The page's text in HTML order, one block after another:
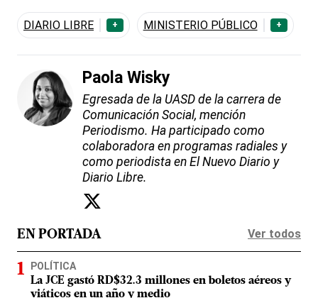
DIARIO LIBRE + MINISTERIO PÚBLICO +
Paola Wisky
Egresada de la UASD de la carrera de
Comunicación Social, mención
Periodismo. Ha participado como
colaboradora en programas radiales y
como periodista en El Nuevo Diario y
Diario Libre.
EN PORTADA Ver todos
POLÍTICA
La JCE gastó RD$32.3 millones en boletos aéreos y
viáticos en un año y medio